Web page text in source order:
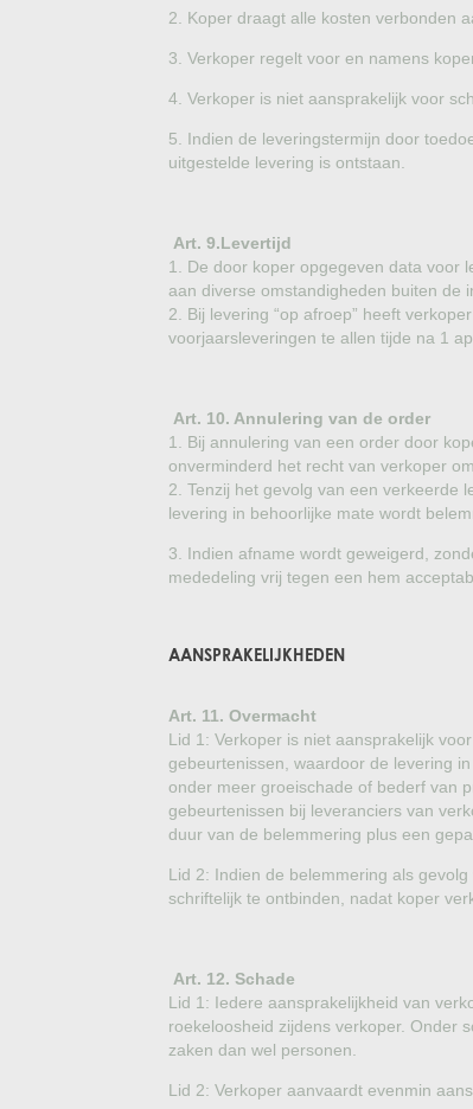
2. Koper draagt alle kosten verbonden
3. Verkoper regelt voor en namens
4. Verkoper is niet aansprakelijk voor
5. Indien de leveringstermijn door
uitgestelde levering is ontstaan.
Art. 9.Levertijd
1. De door koper opgegeven data voor
aan diverse omstandigheden buiten de
2. Bij levering “op afroep” heeft
voorjaarsleveringen te allen tijde na 1
Art. 10. Annulering van de order
1. Bij annulering van een order door
onverminderd het recht van verkoper
2. Tenzij het gevolg van een verkeerde
levering in behoorlijke mate wordt
3. Indien afname wordt geweigerd,
mededeling vrij tegen een hem
AANSPRAKELIJKHEDEN
Art. 11. Overmacht
Lid 1: Verkoper is niet aansprakelijk
gebeurtenissen, waardoor de levering
onder meer groeischade of bederf van
gebeurtenissen bij leveranciers van
duur van de belemmering plus een
Lid 2: Indien de belemmering als
schriftelijk te ontbinden, nadat koper
Art. 12. Schade
Lid 1: Iedere aansprakelijkheid van
roekeloosheid zijdens verkoper. Onder
zaken dan wel personen.
Lid 2: Verkoper aanvaardt evenmin